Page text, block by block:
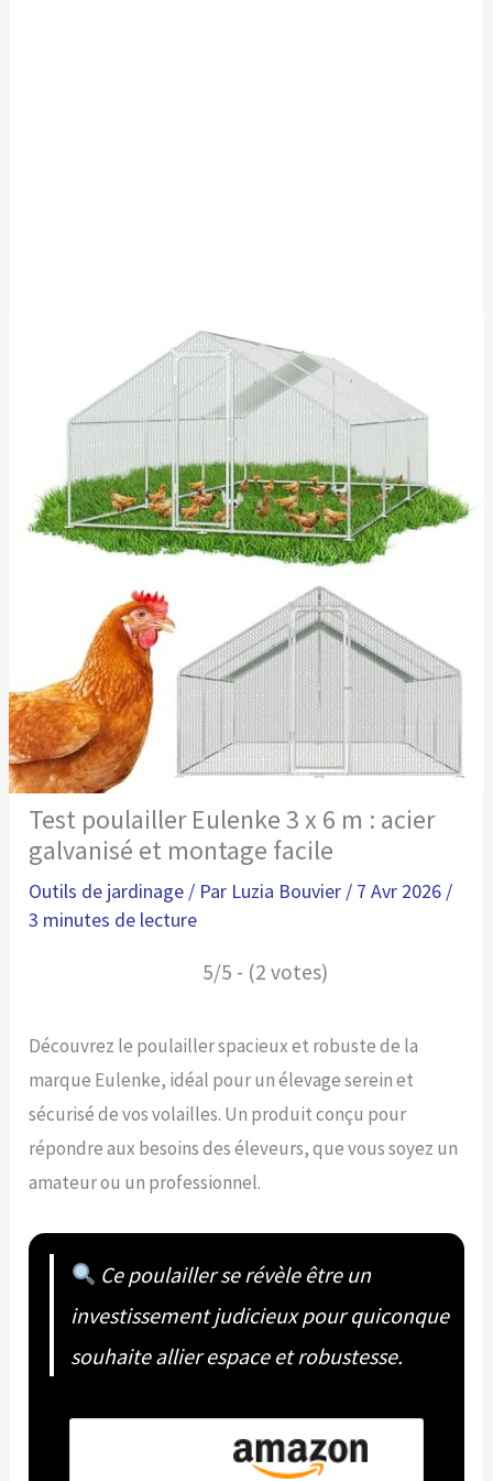
Test poulailler Eulenke 3 x 6 m : acier
galvanisé et montage facile
Outils de jardinage / Par Luzia Bouvier / 7 Avr 2026 /
3 minutes de lecture
5/5 - (2 votes)
Découvrez le poulailler spacieux et robuste de la
marque Eulenke, idéal pour un élevage serein et
sécurisé de vos volailles. Un produit conçu pour
répondre aux besoins des éleveurs, que vous soyez un
amateur ou un professionnel.
Ce poulailler se révèle être un
investissement judicieux pour quiconque
souhaite allier espace et robustesse.